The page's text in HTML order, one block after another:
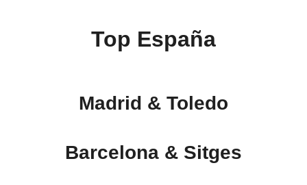
Top España
Madrid & Toledo
Barcelona & Sitges